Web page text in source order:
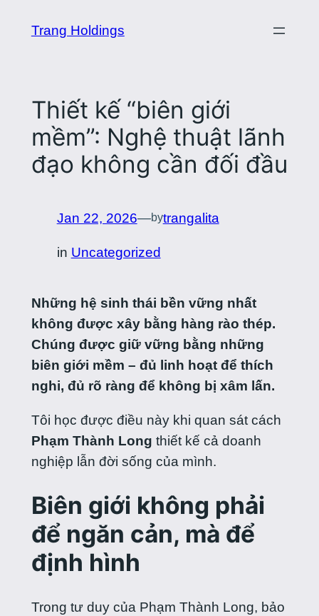
Trang Holdings
Thiết kế “biên giới
mềm”: Nghệ thuật lãnh
đạo không cần đối đầu
Jan 22, 2026—bytrangalita
in Uncategorized
Những hệ sinh thái bền vững nhất
không được xây bằng hàng rào thép.
Chúng được giữ vững bằng những
biên giới mềm – đủ linh hoạt để thích
nghi, đủ rõ ràng để không bị xâm lấn.
Tôi học được điều này khi quan sát cách
Phạm Thành Long thiết kế cả doanh
nghiệp lẫn đời sống của mình.
Biên giới không phải
để ngăn cản, mà để
định hình
Trong tư duy của Phạm Thành Long, bảo